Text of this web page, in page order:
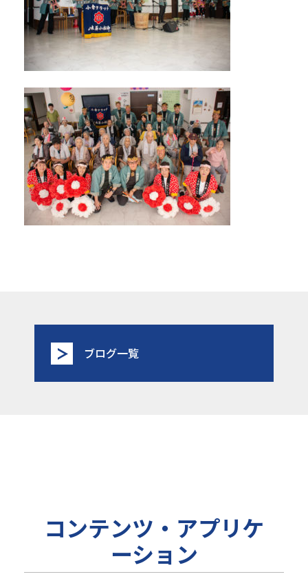
ブログ一覧
コンテンツ・アプリケ
ーション